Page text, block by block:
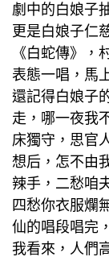
劇中的白娘子
更是白娘子仁
《白蛇傳》，
表態一唱，馬
還記得白娘子
走，哪一夜我
床獨守，思官
想后，怎不由
辣手，二愁咱
四愁你衣服爛
仙的唱段唱完
我看來，人們